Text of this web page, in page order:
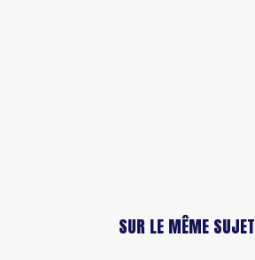
SUR LE MÊME SUJET